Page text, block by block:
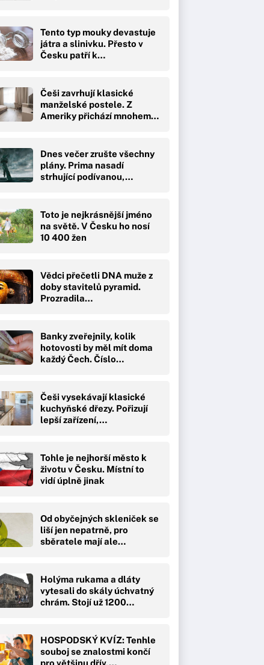
Tento typ mouky devastuje
játra a slinivku. Přesto v
Česku patří k…
Češi zavrhují klasické
manželské postele. Z
Ameriky přichází mnohem…
Dnes večer zrušte všechny
plány. Prima nasadí
strhující podívanou,…
Toto je nejkrásnější jméno
na světě. V Česku ho nosí
10 400 žen
Vědci přečetli DNA muže z
doby stavitelů pyramid.
Prozradila…
Banky zveřejnily, kolik
hotovosti by měl mít doma
každý Čech. Číslo…
Češi vysekávají klasické
kuchyňské dřezy. Pořizují
lepší zařízení,…
Tohle je nejhorší město k
životu v Česku. Místní to
vidí úplně jinak
Od obyčejných skleniček se
liší jen nepatrně, pro
sběratele mají ale…
Holýma rukama a dláty
vytesali do skály úchvatný
chrám. Stojí už 1200…
HOSPODSKÝ KVÍZ: Tenhle
souboj se znalostmi končí
pro většinu dřív,…